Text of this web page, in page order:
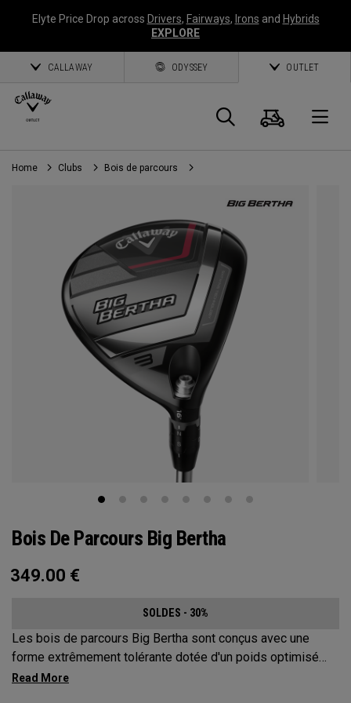
Elyte Price Drop across Drivers, Fairways, Irons and Hybrids
EXPLORE
CALLAWAY ODYSSEY OUTLET
Panier
Home Clubs Bois de parcours
Bois De Parcours Big Bertha
349.00 €
SOLDES - 30%
Les bois de parcours Big Bertha sont conçus avec une
forme extrêmement tolérante dotée d'un poids optimisé
pour les joueurs qui souhaitent réduire leur slice et frapper